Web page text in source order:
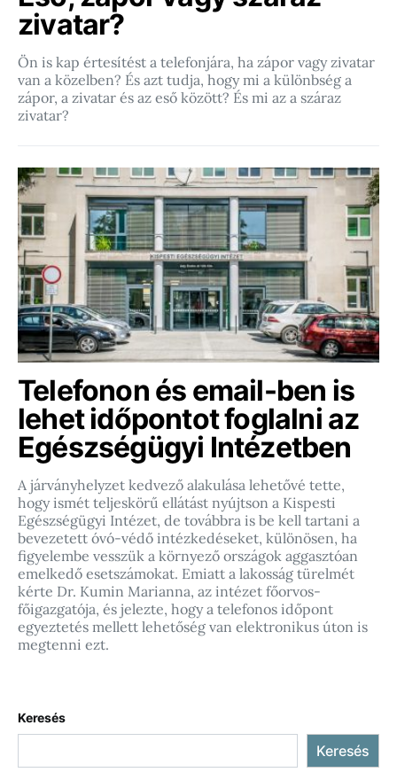
zivatar?
Ön is kap értesítést a telefonjára, ha zápor vagy zivatar
van a közelben? És azt tudja, hogy mi a különbség a
zápor, a zivatar és az eső között? És mi az a száraz
zivatar?
Telefonon és email-ben is
lehet időpontot foglalni az
Egészségügyi Intézetben
A járványhelyzet kedvező alakulása lehetővé tette,
hogy ismét teljeskörű ellátást nyújtson a Kispesti
Egészségügyi Intézet, de továbbra is be kell tartani a
bevezetett óvó-védő intézkedéseket, különösen, ha
figyelembe vesszük a környező országok aggasztóan
emelkedő esetszámokat. Emiatt a lakosság türelmét
kérte Dr. Kumin Marianna, az intézet főorvos-
főigazgatója, és jelezte, hogy a telefonos időpont
egyeztetés mellett lehetőség van elektronikus úton is
megtenni ezt.
Keresés
Keresés